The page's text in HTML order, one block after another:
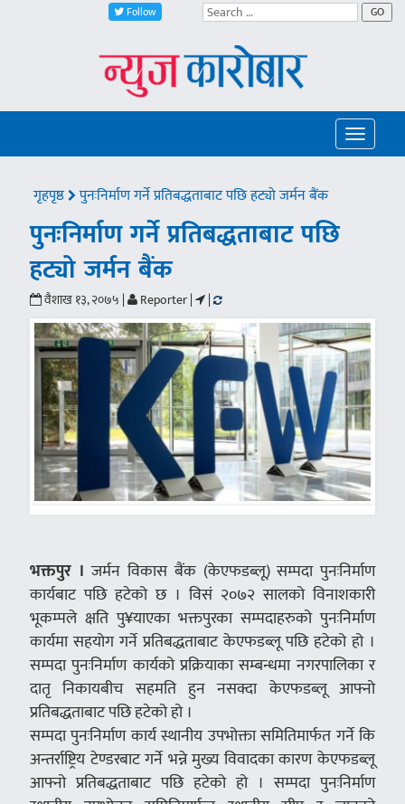
Follow GO
Toggle
गृहपृष्ठ पुनःनिर्माण गर्ने प्रतिबद्धताबाट पछि हट्यो जर्मन बैंक
पुनःनिर्माण गर्ने प्रतिबद्धताबाट पछि
हट्यो जर्मन बैंक
वैशाख १३, २०७५ | Reporter | |
भक्तपुर । जर्मन विकास बैंक (केएफडब्लू) सम्पदा पुनःनिर्माण
कार्यबाट पछि हटेको छ । विसं २०७२ सालको विनाशकारी
भूकम्पले क्षति पु¥याएका भक्तपुरका सम्पदाहरुको पुनःनिर्माण
कार्यमा सहयोग गर्ने प्रतिबद्धताबाट केएफडब्लू पछि हटेको हो ।
सम्पदा पुनःनिर्माण कार्यको प्रक्रियाका सम्बन्धमा नगरपालिका र
दातृ निकायबीच सहमति हुन नसक्दा केएफडब्लू आफ्नो
प्रतिबद्धताबाट पछि हटेको हो ।
सम्पदा पुनःनिर्माण कार्य स्थानीय उपभोक्ता समितिमार्फत गर्ने कि
अन्तर्राष्ट्रिय टेण्डरबाट गर्ने भन्ने मुख्य विवादका कारण केएफडब्लू
आफ्नो प्रतिबद्धताबाट पछि हटेको हो । सम्पदा पुनःनिर्माण